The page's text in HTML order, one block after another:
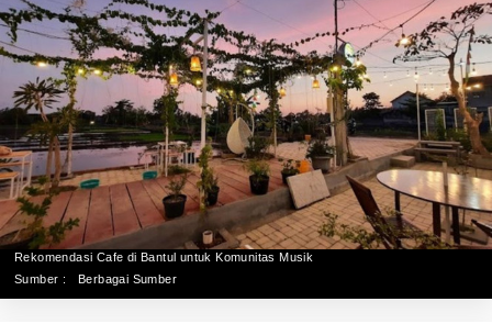
Rekomendasi Cafe di Bantul untuk Komunitas Musik
Sumber :
Berbagai Sumber